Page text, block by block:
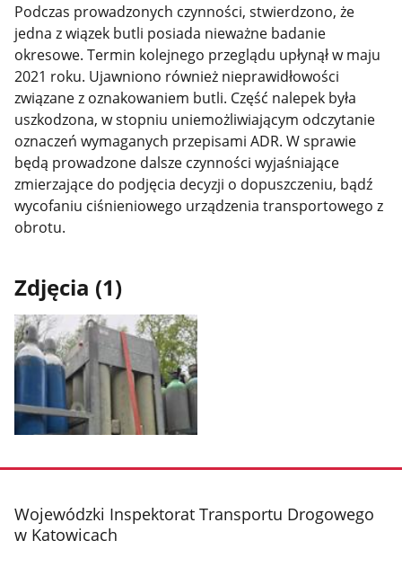
Podczas prowadzonych czynności, stwierdzono, że
jedna z wiązek butli posiada nieważne badanie
okresowe. Termin kolejnego przeglądu upłynął w maju
2021 roku. Ujawniono również nieprawidłowości
związane z oznakowaniem butli. Część nalepek była
uszkodzona, w stopniu uniemożliwiającym odczytanie
oznaczeń wymaganych przepisami ADR. W sprawie
będą prowadzone dalsze czynności wyjaśniające
zmierzające do podjęcia decyzji o dopuszczeniu, bądź
wycofaniu ciśnieniowego urządzenia transportowego z
obrotu.
Zdjęcia (1)
zdjęcie
galerii.
stopka
Wojewódzki Inspektorat Transportu Drogowego
w Katowicach